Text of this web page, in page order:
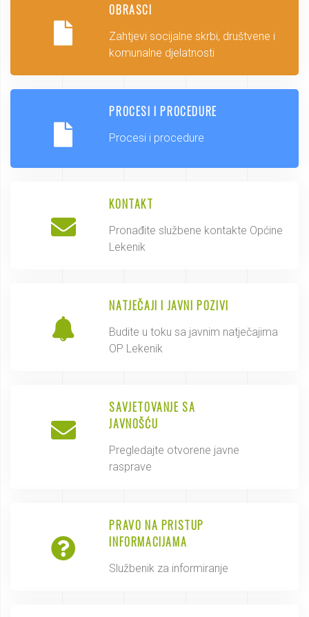
OBRASCI
Zahtjevi socijalne skrbi, društvene i
komunalne djelatnosti
PROCESI I PROCEDURE
Procesi i procedure
KONTAKT
Pronađite službene kontakte Općine
Lekenik
NATJEČAJI I JAVNI POZIVI
Budite u toku sa javnim natječajima
OP Lekenik
SAVJETOVANJE SA
JAVNOŠĆU
Pregledajte otvorene javne
rasprave
PRAVO NA PRISTUP
INFORMACIJAMA
Službenik za informiranje